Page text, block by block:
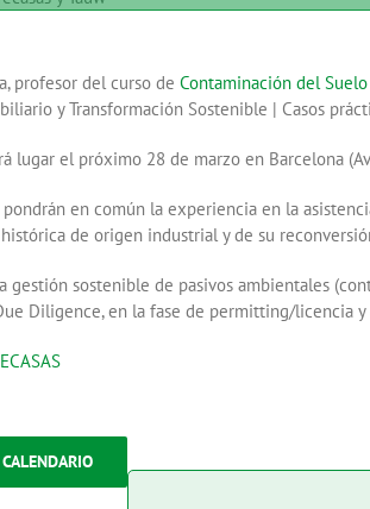
profesor del curso de Contaminación del
y Transformación Sostenible | Casos
lugar el próximo 28 de marzo en Barcelona
en común la experiencia en la
de origen industrial y de su
gestión sostenible de pasivos ambientales
Diligence, en la fase de permitting/licencia